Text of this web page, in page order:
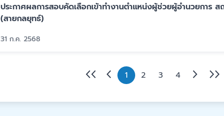
ประกาศผลการสอบคัดเลือกเข้าทำงานตำแหน่งผู้ช่วยผู้อำนวยการ
(สายกลยุทธ์)
31 ก.ค. 2568
1 2 3 4